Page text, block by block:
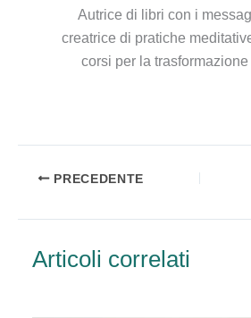
Autrice di libri con i
creatrice di pratiche
corsi per la
PRECEDENTE
Articoli correlati